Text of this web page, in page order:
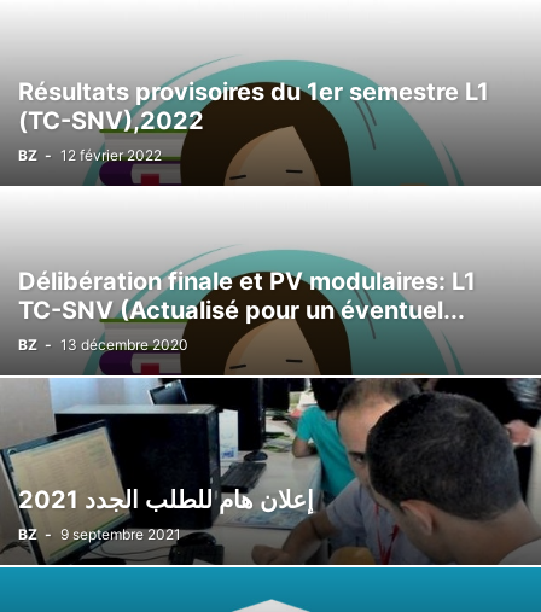
Résultats provisoires du 1er semestre L1
(TC-SNV),2022
BZ - 12 février 2022
Délibération finale et PV modulaires: L1
TC-SNV (Actualisé pour un éventuel...
BZ - 13 décembre 2020
إعلان هام للطلب الجدد 2021
BZ - 9 septembre 2021